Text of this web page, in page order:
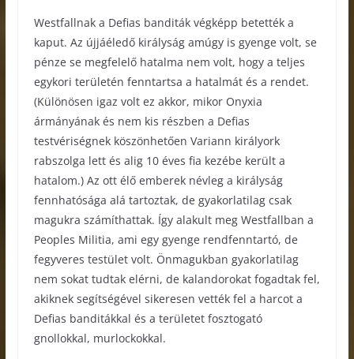
Westfallnak a Defias banditák végképp betették a
kaput. Az újjáéledő királyság amúgy is gyenge volt, se
pénze se megfelelő hatalma nem volt, hogy a teljes
egykori területén fenntartsa a hatalmát és a rendet.
(Különösen igaz volt ez akkor, mikor Onyxia
ármányának és nem kis részben a Defias
testvériségnek köszönhetően Variann királyork
rabszolga lett és alig 10 éves fia kezébe került a
hatalom.) Az ott élő emberek névleg a királyság
fennhatósága alá tartoztak, de gyakorlatilag csak
magukra számíthattak. Így alakult meg Westfallban a
Peoples Militia, ami egy gyenge rendfenntartó, de
fegyveres testület volt. Önmagukban gyakorlatilag
nem sokat tudtak elérni, de kalandorokat fogadtak fel,
akiknek segítségével sikeresen vették fel a harcot a
Defias banditákkal és a területet fosztogató
gnollokkal, murlockokkal.